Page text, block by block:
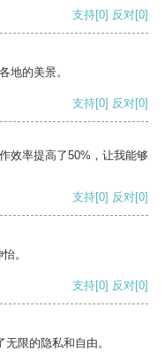
支持[0] 反对[0]
地的美景。
支持[0] 反对[0]
效率提高了50%，让我能够
支持[0] 反对[0]
。
支持[0] 反对[0]
限的隐私和自由。